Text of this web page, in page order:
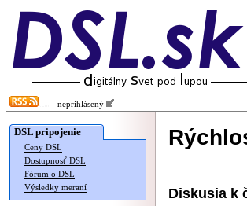
neprihlásený
DSL pripojenie
Ceny DSL
Dostupnosť DSL
Fórum o DSL
Výsledky meraní
Diskusia k